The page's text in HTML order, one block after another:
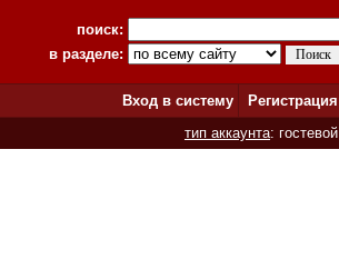
поиск:
в разделе:
Вход в систему
Регистрация
тип аккаунта: гостевой